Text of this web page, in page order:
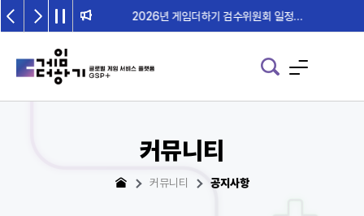
2026년 게임더하기 검수위원회 일정 안내
커뮤니티
커뮤니티 공지사항